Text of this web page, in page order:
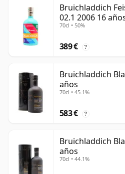
Bruichladdich
02.1 2006 16
70cl • 50%
389 € ?
Bruichladdich
años
70cl • 45.1%
583 € ?
Bruichladdich
años
70cl • 44.1%